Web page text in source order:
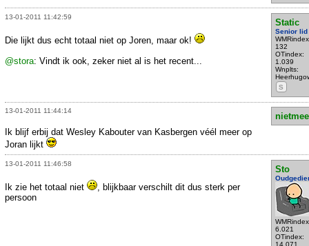
13-01-2011 11:42:59
Static
Senior lid
132
OTindex:
1.039
Wnplts:
S
Die lijkt dus echt totaal niet op Joren, maar ok!
@stora: Vindt ik ook, zeker niet al is het recent...
13-01-2011 11:44:14
Ik blijf erbij dat Wesley Kabouter van Kasbergen véél meer op
Joran lijkt
13-01-2011 11:46:58
Sto
6.021
OTindex:
14.071
Ik zie het totaal niet
, blijkbaar verschilt dit dus sterk per
persoon